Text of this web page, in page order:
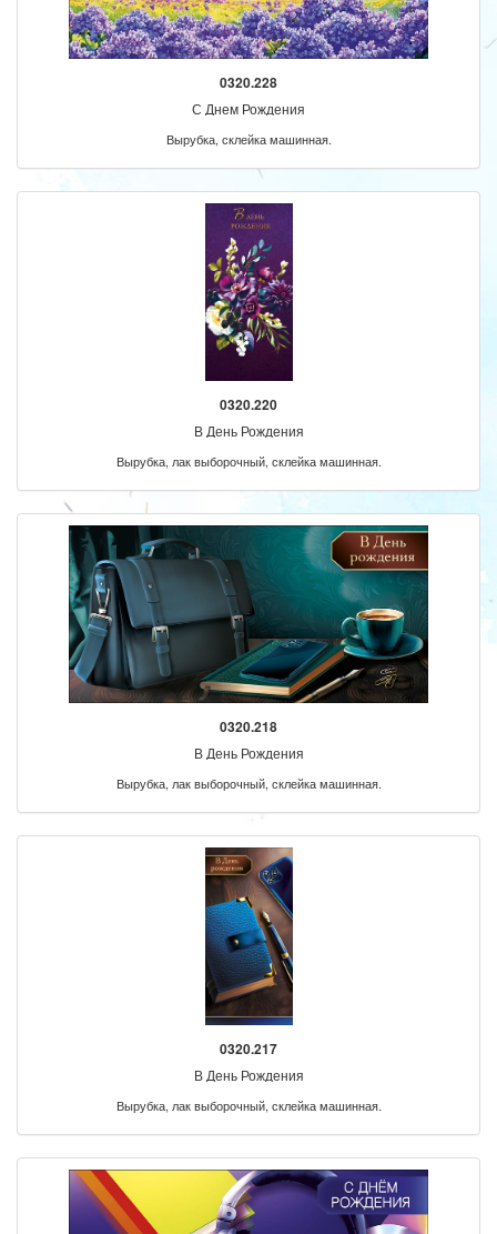
0320.228
С Днем Рождения
Вырубка, склейка машинная.
0320.220
В День Рождения
Вырубка, лак выборочный, склейка машинная.
0320.218
В День Рождения
Вырубка, лак выборочный, склейка машинная.
0320.217
В День Рождения
Вырубка, лак выборочный, склейка машинная.